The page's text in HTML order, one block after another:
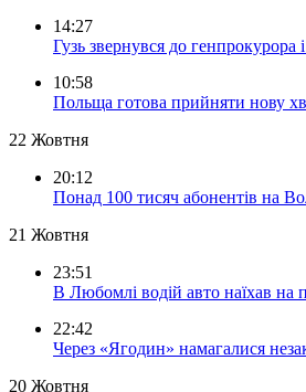
14:27
Гузь звернувся до генпрокурора
10:58
Польща готова прийняти нову
22 Жовтня
20:12
Понад 100 тисяч абонентів на
21 Жовтня
23:51
В Любомлі водій авто наїхав на
22:42
Через «Ягодин» намагалися
20 Жовтня